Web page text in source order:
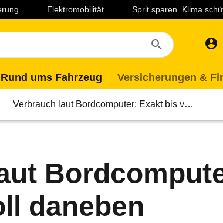
Elektromobilität Sprit sparen. Klima
Rund ums Fahrzeug Versicherungen &
Verbrauch laut Bordcomputer: Exakt bis v…
daneben